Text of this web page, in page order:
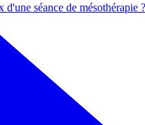
d'une séance de mésothérapie ?